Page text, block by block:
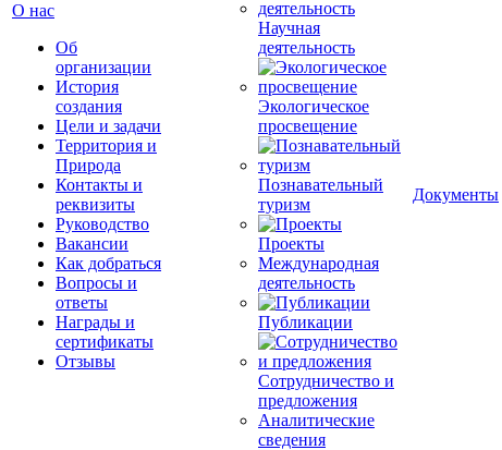
О нас
Об
организации
История
создания
Цели и задачи
Территория и
Природа
Контакты и
реквизиты
Руководство
Вакансии
Как добраться
Вопросы и
ответы
Награды и
сертификаты
Отзывы
Научная
деятельность
Экологическое
просвещение
Познавательный
туризм
Проекты
Международная
деятельность
Публикации
Сотрудничество и
предложения
Аналитические
сведения
Документы